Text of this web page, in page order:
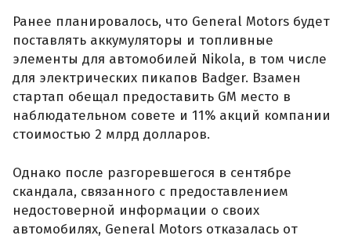
Ранее планировалось, что General Motors будет
поставлять аккумуляторы и топливные
элементы для автомобилей Nikola, в том числе
для электрических пикапов Badger. Взамен
стартап обещал предоставить GM место в
наблюдательном совете и 11% акций компании
стоимостью 2 млрд долларов.
Однако после разгоревшегося в сентябре
скандала, связанного с предоставлением
недостоверной информации о своих
автомобилях, General Motors отказалась от